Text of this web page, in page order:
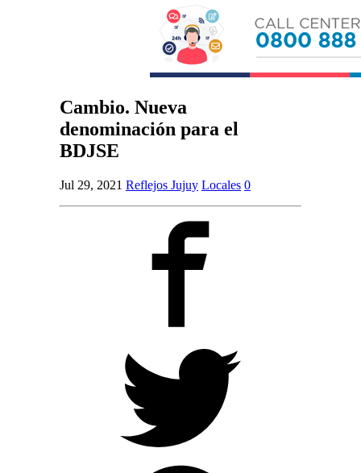
Cambio. Nueva
denominación para el
BDJSE
Jul 29, 2021 Reflejos Jujuy Locales 0